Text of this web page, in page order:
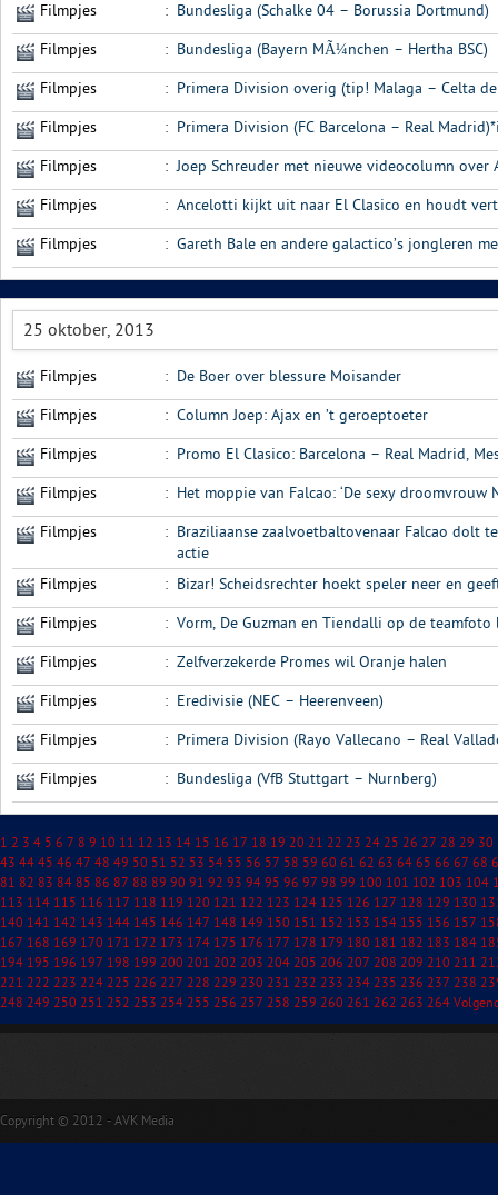
Filmpjes : Bundesliga (Schalke 04 – Borussia Dortmund)
Filmpjes : Bundesliga (Bayern MÃ¼nchen – Hertha BSC)
Filmpjes : Primera Division overig (tip! Malaga – Celta
Filmpjes : Primera Division (FC Barcelona – Real
Filmpjes : Joep Schreuder met nieuwe videocolumn
Filmpjes : Ancelotti kijkt uit naar El Clasico en houdt
Filmpjes : Gareth Bale en andere galactico’s jongleren
25 oktober, 2013
Filmpjes : De Boer over blessure Moisander
Filmpjes : Column Joep: Ajax en ’t geroeptoeter
Filmpjes : Promo El Clasico: Barcelona – Real Madrid,
Filmpjes : Het moppie van Falcao: ‘De sexy droomvrouw
Filmpjes : Braziliaanse zaalvoetbaltovenaar Falcao dolt
actie
Filmpjes
: Bizar! Scheidsrechter hoekt speler neer en
Filmpjes : Vorm, De Guzman en Tiendalli op de teamfoto
Filmpjes : Zelfverzekerde Promes wil Oranje halen
Filmpjes : Eredivisie (NEC – Heerenveen)
Filmpjes : Primera Division (Rayo Vallecano – Real
Filmpjes : Bundesliga (VfB Stuttgart – Nurnberg)
1 2 3 4 5 6 7 8 9 10 11 12 13 14 15 16 17 18 19 20 21 22 23 24 25 26 27 28 29 30
43 44 45 46 47 48 49 50 51 52 53 54 55 56 57 58 59 60 61 62 63 64 65 66 67 68
81 82 83 84 85 86 87 88 89 90 91 92 93 94 95 96 97 98 99 100 101 102 103 104
113 114 115 116 117 118 119 120 121 122 123 124 125 126 127 128 129 130
140 141 142 143 144 145 146 147 148 149 150 151 152 153 154 155 156 157
167 168 169 170 171 172 173 174 175 176 177 178 179 180 181 182 183 184
194 195 196 197 198 199 200 201 202 203 204 205 206 207 208 209 210 211
221 222 223 224 225 226 227 228 229 230 231 232 233 234 235 236 237 238
248 249 250 251 252 253 254 255 256 257 258 259 260 261 262 263 264
Copyright © 2012 - AVK Media